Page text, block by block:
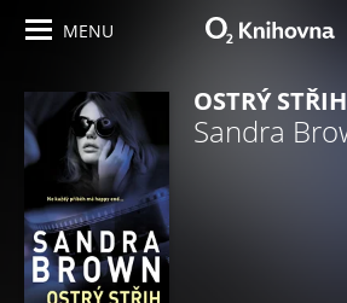
MENU
OSTRÝ STŘIH
Sandra